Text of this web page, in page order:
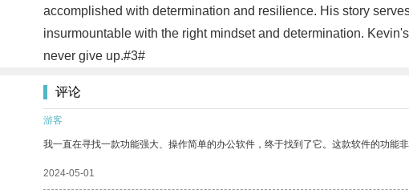
accomplished with determination and resilience. His story
insurmountable with the right mindset and determination.
never give up.#3#
评论
游客
我一直在寻找一款功能强大、操作简单的办公软件，终于找到了它。这款软件的功能
2024-05-01